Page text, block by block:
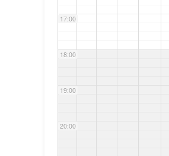
17:00
18:00
19:00
20:00